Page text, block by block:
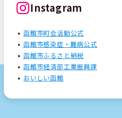
Instagram
函館市町会活動公式
函館市感染症・難病公式
函館市ふるさと納税
函館市経済部工業振興課
おいしい函館